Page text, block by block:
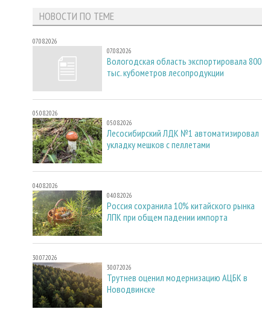
НОВОСТИ ПО ТЕМЕ
07.08.2026
07.08.2026
Вологодская область экспортировала 800
тыс. кубометров лесопродукции
05.08.2026
05.08.2026
Лесосибирский ЛДК №1 автоматизировал
укладку мешков с пеллетами
04.08.2026
04.08.2026
Россия сохранила 10% китайского рынка
ЛПК при общем падении импорта
30.07.2026
30.07.2026
Трутнев оценил модернизацию АЦБК в
Новодвинске